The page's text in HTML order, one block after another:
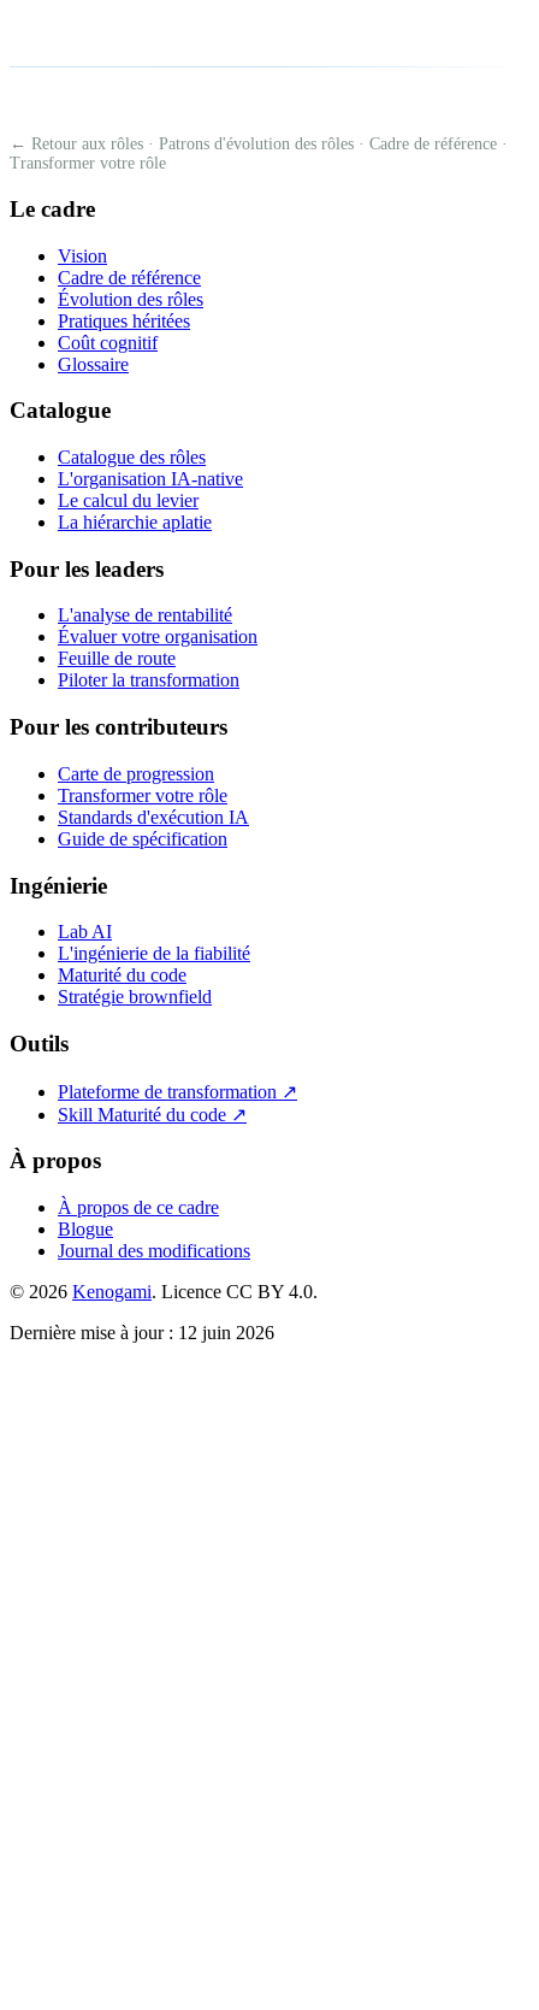
← Retour aux rôles · Patrons d'évolution des rôles · Cadre de référence ·
Transformer votre rôle
Le cadre
Vision
Cadre de référence
Évolution des rôles
Pratiques héritées
Coût cognitif
Glossaire
Catalogue
Catalogue des rôles
L'organisation IA-native
Le calcul du levier
La hiérarchie aplatie
Pour les leaders
L'analyse de rentabilité
Évaluer votre organisation
Feuille de route
Piloter la transformation
Pour les contributeurs
Carte de progression
Transformer votre rôle
Standards d'exécution IA
Guide de spécification
Ingénierie
Lab AI
L'ingénierie de la fiabilité
Maturité du code
Stratégie brownfield
Outils
Plateforme de transformation ↗
Skill Maturité du code ↗
À propos
À propos de ce cadre
Blogue
Journal des modifications
© 2026 Kenogami. Licence CC BY 4.0.
Dernière mise à jour : 12 juin 2026